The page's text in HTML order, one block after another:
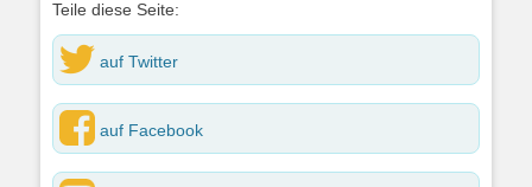
Teile diese Seite:
auf Twitter
auf Facebook